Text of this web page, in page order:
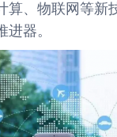
算、物联网等新
器。